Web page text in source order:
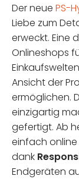
Der neue PS-
Liebe zum
erweckt. Eine
Onlineshops
Ansicht der
ermöglichen.
einzigartig
gefertigt. Ab
einfach online
dank
Endgeräten